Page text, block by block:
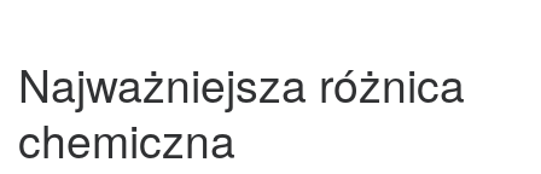
Najważniejsza różnica
chemiczna